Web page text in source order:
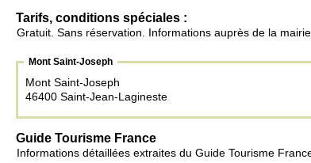
Tarifs, conditions spéciales :
Gratuit. Sans réservation. Informations auprès de la
Mont Saint-Joseph
Mont Saint-Joseph
46400 Saint-Jean-Lagineste
Guide Tourisme France
Informations détaillées extraites du Guide Tourisme